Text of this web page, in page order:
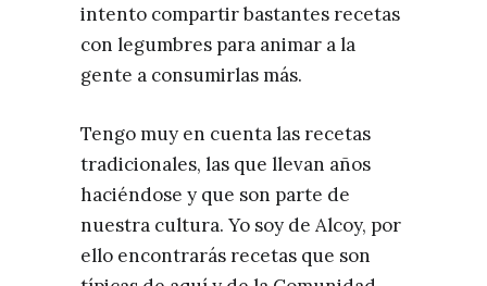
intento compartir bastantes recetas
con legumbres para animar a la
gente a consumirlas más.
Tengo muy en cuenta las recetas
tradicionales, las que llevan años
haciéndose y que son parte de
nuestra cultura. Yo soy de Alcoy, por
ello encontrarás recetas que son